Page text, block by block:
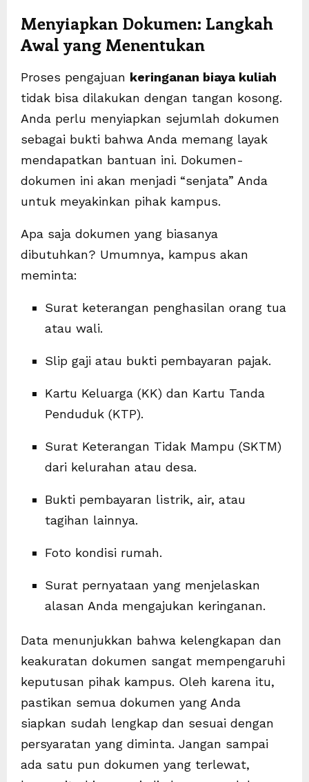
Menyiapkan Dokumen: Langkah
Awal yang Menentukan
Proses pengajuan keringanan biaya kuliah
tidak bisa dilakukan dengan tangan kosong.
Anda perlu menyiapkan sejumlah dokumen
sebagai bukti bahwa Anda memang layak
mendapatkan bantuan ini. Dokumen-
dokumen ini akan menjadi “senjata” Anda
untuk meyakinkan pihak kampus.
Apa saja dokumen yang biasanya
dibutuhkan? Umumnya, kampus akan
meminta:
Surat keterangan penghasilan orang tua
atau wali.
Slip gaji atau bukti pembayaran pajak.
Kartu Keluarga (KK) dan Kartu Tanda
Penduduk (KTP).
Surat Keterangan Tidak Mampu (SKTM)
dari kelurahan atau desa.
Bukti pembayaran listrik, air, atau
tagihan lainnya.
Foto kondisi rumah.
Surat pernyataan yang menjelaskan
alasan Anda mengajukan keringanan.
Data menunjukkan bahwa kelengkapan dan
keakuratan dokumen sangat mempengaruhi
keputusan pihak kampus. Oleh karena itu,
pastikan semua dokumen yang Anda
siapkan sudah lengkap dan sesuai dengan
persyaratan yang diminta. Jangan sampai
ada satu pun dokumen yang terlewat,